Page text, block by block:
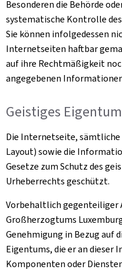
Besonderen die Behörde
systematische Kontrolle
Sie können infolgedessen
Internetseiten haftbar
auf ihre Rechtmäßigkeit
angegebenen
Geistiges Eigentum
Die Internetseite,
Layout) sowie die
Gesetze zum Schutz des
Urheberrechts geschützt.
Vorbehaltlich gegenteiliger
Großherzogtums
Genehmigung in Bezug auf
Eigentums, die er an dieser
Komponenten oder